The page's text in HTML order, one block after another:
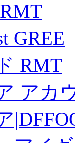
GREE
RMT
アカ